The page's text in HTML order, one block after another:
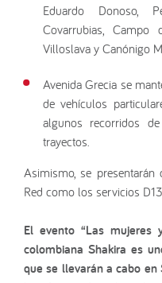
Eduardo Donoso,
Covarrubias, Campo
Villoslava y Canónigo
Avenida Grecia se
de vehículos
algunos recorridos
trayectos.
Asimismo, se
Red como los servicios
El evento “Las mujeres
colombiana Shakira es
que se llevarán a cabo